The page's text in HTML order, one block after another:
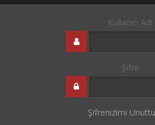
Kullanıcı Adı
Şifre
Şifrenizimi